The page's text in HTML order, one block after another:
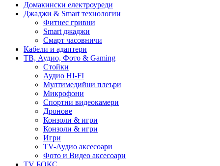
Домакински електроуреди
Джаджи & Smart технологии
Фитнес гривни
Smart джаджи
Смарт часовничи
Кабели и адаптери
ТВ, Аудио, Фото & Gaming
Стойки
Аудио HI-FI
Мултимедийни плеъри
Микрофони
Спортни видеокамери
Дронове
Конзоли & игри
Конзоли & игри
Игри
TV-Аудио аксесоари
Фото и Видео аксесоари